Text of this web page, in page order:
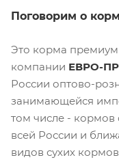
Поговорим о
Это корма премиум
компании ЕВРО-
России оптово-
занимающейся
том числе - кормов
всей России и
видов сухих